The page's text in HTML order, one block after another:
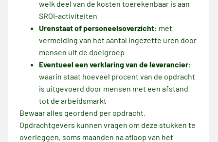
welk deel van de kosten toerekenbaar is aan
SROI-activiteiten
Urenstaat of personeelsoverzicht: met
vermelding van het aantal ingezette uren door
mensen uit de doelgroep
Eventueel een verklaring van de leverancier:
waarin staat hoeveel procent van de opdracht
is uitgevoerd door mensen met een afstand
tot de arbeidsmarkt
Bewaar alles geordend per opdracht.
Opdrachtgevers kunnen vragen om deze stukken te
overleggen, soms maanden na afloop van het